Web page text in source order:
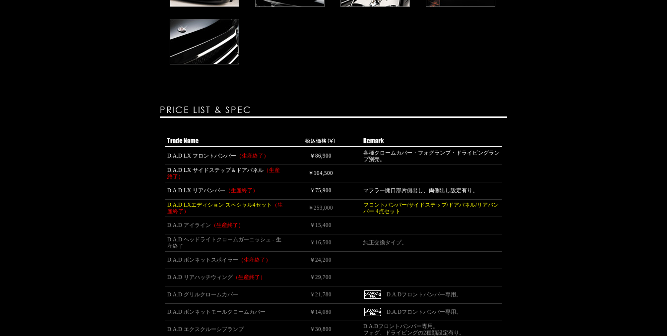
PRICE LIST & SPEC
D.A.D LX フロントバンパー （生産終了） ￥86,900
各種クロームカバー・フォグランプ・ドライビングラン
プ別売。
D.A.D LX サイドステップ＆ドアパネル （生産
終了）
￥104,500
D.A.D LX リアバンパー （生産終了） ￥75,900 マフラー開口部片側出し、両側出し設定有り。
D.A.D LXエディション スペシャル4セット
（生
産終了）
￥253,000
フロントバンパー/サイドステップ/ドアパネル/リアバン
パー 4点セット
D.A.D アイライン （生産終了） ￥15,400
D.A.D ヘッドライトクロームガーニッシュ - 生
産終了
￥16,500 純正交換タイプ。
D.A.D ボンネットスポイラー （生産終了） ￥24,200
D.A.D リアハッチウィング （生産終了） ￥29,700
D.A.D グリルクロームカバー ￥21,780 D.A.Dフロントバンパー専用。
D.A.D ボンネットモールクロームカバー ￥14,080 D.A.Dフロントバンパー専用。
D.A.D エクスクルーシブランプ ￥30,800
D.A.Dフロントバンパー専用。
フォグ、ドライビングの2種類設定有り。